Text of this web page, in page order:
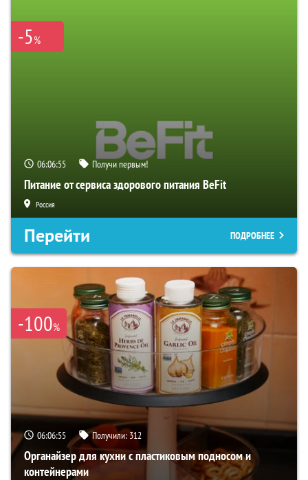
-5%
06:06:54 Получи первым!
Питание от сервиса здорового питания BeFit
Россия
Перейти ПОДРОБНЕЕ
-100%
06:06:54 Получили: 312
Органайзер для кухни с пластиковым подносом и
контейнерами